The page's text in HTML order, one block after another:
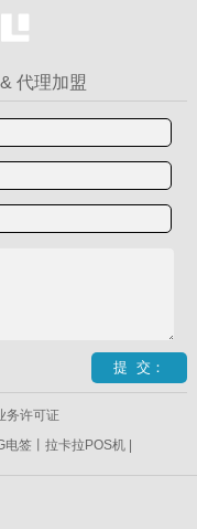
代理加盟
务许可证
签丨拉卡拉POS机 |